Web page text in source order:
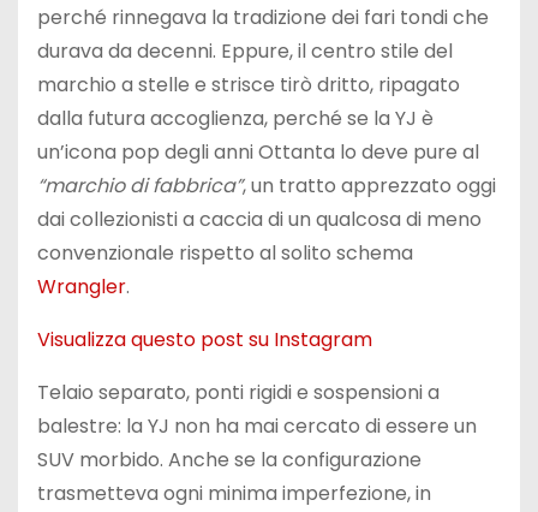
perché rinnegava la tradizione dei fari tondi che
durava da decenni. Eppure, il centro stile del
marchio a stelle e strisce tirò dritto, ripagato
dalla futura accoglienza, perché se la YJ è
un’icona pop degli anni Ottanta lo deve pure al
“marchio di fabbrica”, un tratto apprezzato oggi
dai collezionisti a caccia di un qualcosa di meno
convenzionale rispetto al solito schema
Wrangler.
Visualizza questo post su Instagram
Telaio separato, ponti rigidi e sospensioni a
balestre: la YJ non ha mai cercato di essere un
SUV morbido. Anche se la configurazione
trasmetteva ogni minima imperfezione, in